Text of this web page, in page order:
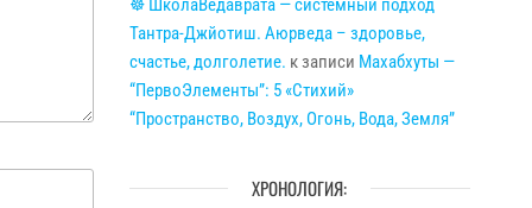
☸ ШколаВедаврата — системный подход
Тантра-Джйотиш. Аюрведа – здоровье,
счастье, долголетие. к записи Махабхуты —
“ПервоЭлементы”: 5 «Стихий»
“Пространство, Воздух, Огонь, Вода, Земля”
ХРОНОЛОГИЯ: